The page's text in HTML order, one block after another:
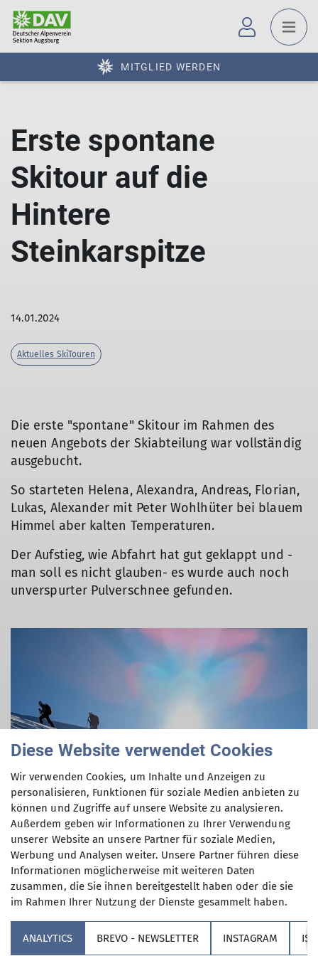
MITGLIED WERDEN
Erste spontane
Skitour auf die
Hintere
Steinkarspitze
14.01.2024
Aktuelles SkiTouren
Die erste "spontane" Skitour im Rahmen des
neuen Angebots der Skiabteilung war vollständig
ausgebucht.
So starteten Helena, Alexandra, Andreas, Florian,
Lukas, Alexander mit Peter Wohlhüter bei blauem
Himmel aber kalten Temperaturen.
Der Aufstieg, wie Abfahrt hat gut geklappt und -
man soll es nicht glauben- es wurde auch noch
unverspurter Pulverschnee gefunden.
© Peter Wohlhüter
Sektion
Diese Website verwendet Cookies
Wir verwenden Cookies, um Inhalte und Anzeigen zu
personalisieren, Funktionen für soziale Medien anbieten zu
können und Zugriffe auf unsere Website zu analysieren.
Außerdem geben wir Informationen zu Ihrer Verwendung
unserer Website an unsere Partner für soziale Medien,
Werbung und Analysen weiter. Unsere Partner führen diese
Informationen möglicherweise mit weiteren Daten
zusammen, die Sie ihnen bereitgestellt haben oder die sie
im Rahmen Ihrer Nutzung der Dienste gesammelt haben.
ANALYTICS BREVO - NEWSLETTER INSTAGRAM